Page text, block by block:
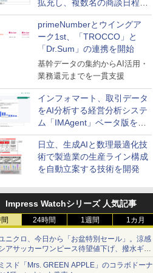
拡充し、複数名の商談日程調
整を効率化
primeNumberとウイングア
ーク1st、「TROCCO」と
「Dr.Sum」の連携を開始
基幹データの集約からAI活用・
業務還元までを一貫支援
インフォマート、取引データ
をAI分析する経営分析システ
ム「IMAgent」ベータ版を提
供
日立、生成AIと数理最適化技
術で製造業の生産ライン構成
を自動立案する技術を開発
Impress Watchシリーズ 人気記事
24時間 1週間 1カ月
ニクロ、今日から「お盆特別セール」。涼感
アサッカーワンピース待望値下げ、撥水ギア
ョーツは1990円に
スド「Mrs. GREEN APPLE」のコラボドーナ